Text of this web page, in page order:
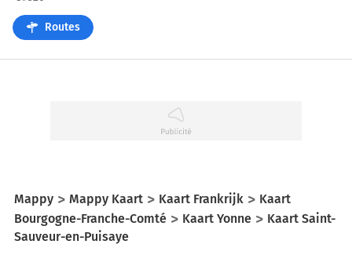
Routes
Mappy Mappy Kaart Kaart Frankrijk
Kaart
Bourgogne-Franche-Comté
Kaart Yonne
Kaart Saint-
Sauveur-en-Puisaye